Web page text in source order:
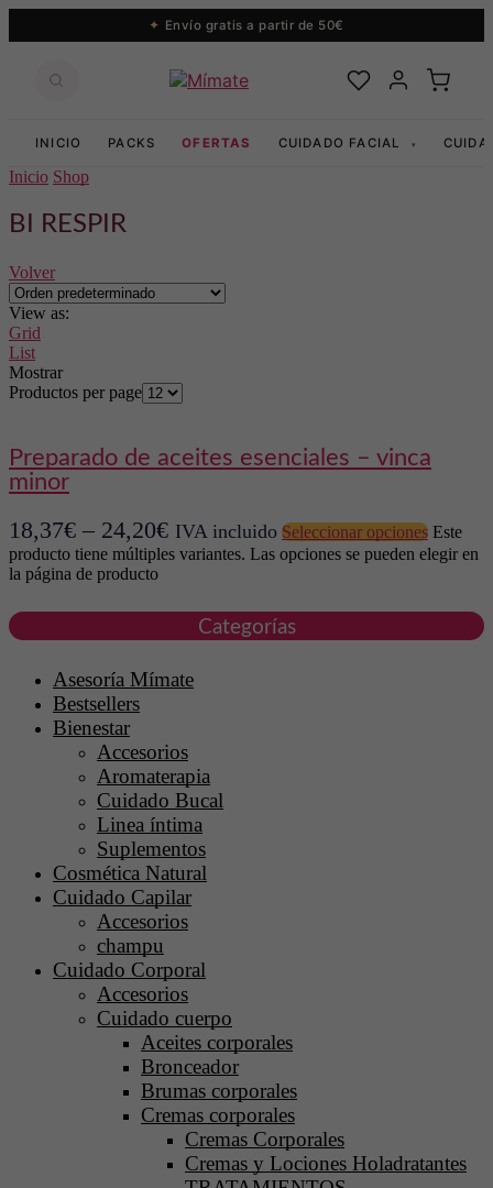
Envío gratis a partir de 50€
INICIO PACKS OFERTAS CUIDADO FACIAL ▾
Inicio Shop
BI RESPIR
Volver
View as:
Grid
List
Mostrar
Productos per page
preparado de aceites esenciales – vinca
minor
18,37€ – 24,20€ IVA incluido Seleccionar opciones Este
producto tiene múltiples variantes. Las opciones se pueden elegir en
la página de producto
Categorías
Asesoría Mímate
Bestsellers
Bienestar
Accesorios
Aromaterapia
Cuidado Bucal
Linea íntima
Suplementos
Cosmética Natural
Cuidado Capilar
Accesorios
champu
Cuidado Corporal
Accesorios
Cuidado cuerpo
Aceites corporales
Bronceador
Brumas corporales
Cremas corporales
Cremas Corporales
Cremas y Lociones Holadratantes